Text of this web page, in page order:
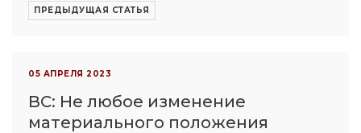
ПРЕДЫДУЩАЯ СТАТЬЯ
05 АПРЕЛЯ 2023
ВС: Не любое изменение
материального положения
Выберите офис